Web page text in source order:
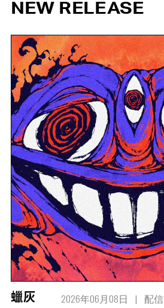
NEW RELEASE
蠟灰 2026年06月08日 配信